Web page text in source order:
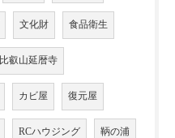
文化財 食品衛生
比叡山延暦寺
カビ屋 復元屋
RCハウジング 鞆の浦